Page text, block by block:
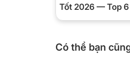
Tốt 2026 — Top 6
Có thể bạn